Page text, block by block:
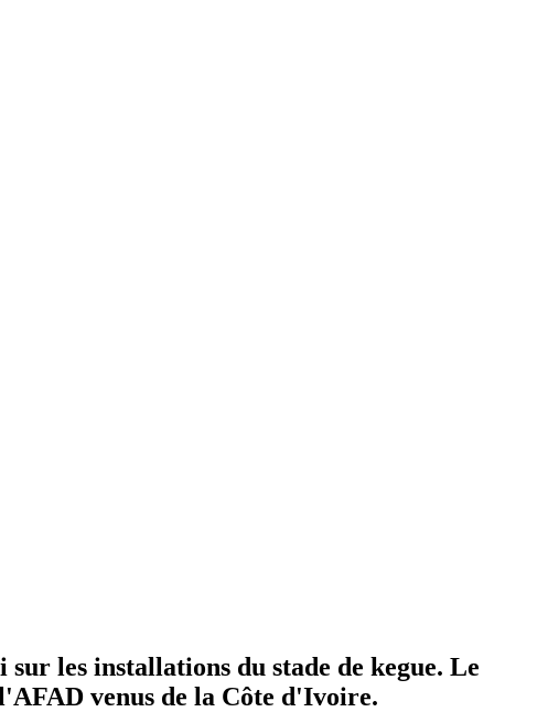
les installations du stade de kegue. Le
venus de la Côte d'Ivoire.